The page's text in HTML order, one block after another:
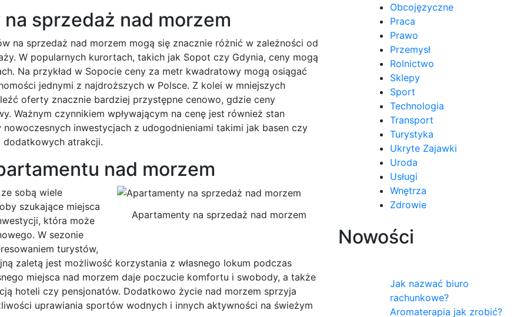
sprzedaż nad morzem
na sprzedaż nad morzem mogą się znacznie różnić w zależności od
W popularnych kurortach, takich jak Sopot czy Gdynia, ceny mogą
Na przykład w Sopocie ceny za metr kwadratowy mogą osiągać
jednymi z najdroższych w Polsce. Z kolei w mniejszych
oferty znacznie bardziej przystępne cenowo, gdzie ceny
Ważnym czynnikiem wpływającym na cenę jest również stan
inwestycjach z udogodnieniami takimi jak basen czy
dodatkowych atrakcji.
nad morzem
Apartamenty na sprzedaż nad morzem
sobą wiele
szukające miejsca
która może
W sezonie
turystów,
zaletą jest możliwość korzystania z własnego lokum podczas
miejsca nad morzem daje poczucie komfortu i swobody, a także
hoteli czy pensjonatów. Dodatkowo życie nad morzem sprzyja
uprawiania sportów wodnych i innych aktywności na świeżym
Obcojęzyczne
Praca
Prawo
Przemysł
Rolnictwo
Sklepy
Sport
Technologia
Transport
Turystyka
Ukryte Zajawki
Uroda
Usługi
Wnętrza
Zdrowie
Nowości
Jak nazwać biuro
rachunkowe?
Aromaterapia jak zrobić?